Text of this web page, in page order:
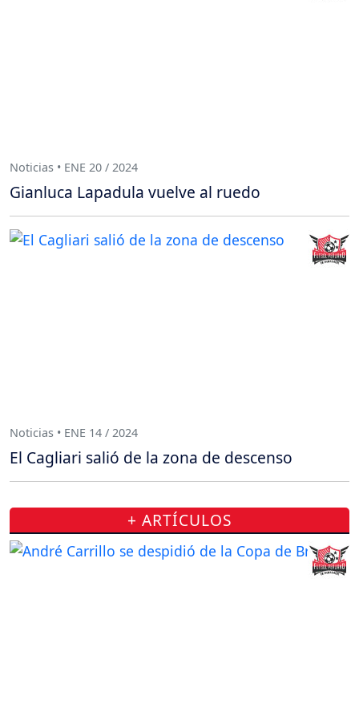
Noticias • ENE 20 / 2024
Gianluca Lapadula vuelve al ruedo
Noticias • ENE 14 / 2024
El Cagliari salió de la zona de descenso
+ ARTÍCULOS